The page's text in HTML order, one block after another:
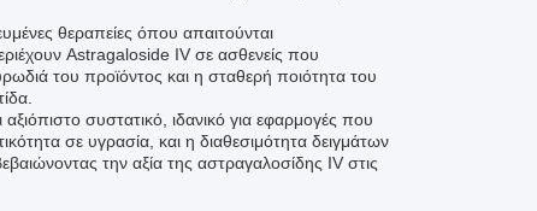
θεραπείες όπου απαιτούνται
Astragaloside IV σε ασθενείς που
του προϊόντος και η σταθερή ποιότητα του
συστατικό, ιδανικό για εφαρμογές που
σε υγρασία, και η διαθεσιμότητα δειγμάτων
την αξία της αστραγαλοσίδης IV στις